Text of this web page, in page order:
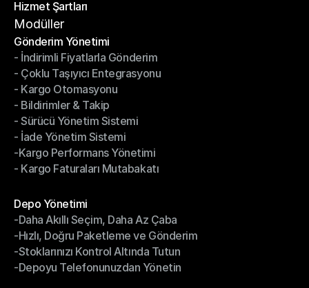
Gizlilik Politikası
Hizmet Şartları
Hizmet Şartları
Modüller
Gönderim Yönetimi
Gönderim Yönetimi
- İndirimli Fiyatlarla Gönderim
- İndirimli Fiyatlarla Gönderim
- Çoklu Taşıyıcı Entegrasyonu
- Çoklu Taşıyıcı Entegrasyonu
- Kargo Otomasyonu
- Kargo Otomasyonu
- Bildirimler & Takip
- Bildirimler & Takip
- Sürücü Yönetim Sistemi
- Sürücü Yönetim Sistemi
- İade Yönetim Sistemi
- İade Yönetim Sistemi
-Kargo Performans Yönetimi
-Kargo Performans Yönetimi
- Kargo Faturaları Mutabakatı
Depo Yönetimi
Depo Yönetimi
-Daha Akıllı Seçim, Daha Az Çaba
-Daha Akıllı Seçim, Daha Az Çaba
-Hızlı, Doğru Paketleme ve Gönderim
-Hızlı, Doğru Paketleme ve Gönderim
-Stoklarınızı Kontrol Altında Tutun
-Stoklarınızı Kontrol Altında Tutun
-Depoyu Telefonunuzdan Yönetin